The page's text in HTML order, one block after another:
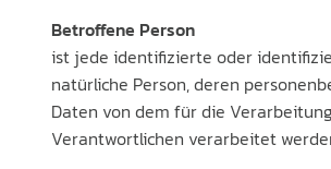
Betroffene Person
ist jede identifizierte oder
natürliche Person, deren
Daten von dem für die
Verantwortlichen verarbeitet